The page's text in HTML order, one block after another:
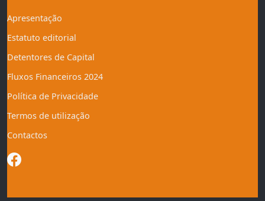
Apresentação
Estatuto editorial
Detentores de Capital
Fluxos Financeiros 2024
Política de Privacidade
Termos de utilização
Contactos